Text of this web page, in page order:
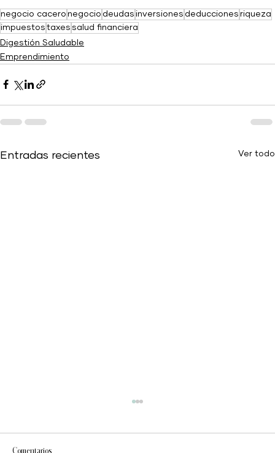
negocio cacero negocio deudas inversiones deducciones riqueza
impuestos taxes salud financiera
Digestión Saludable
Emprendimiento
Entradas recientes Ver todo
Comentarios